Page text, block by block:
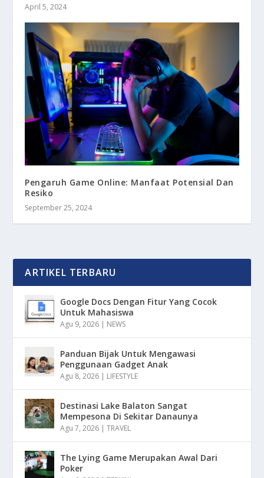
April 5, 2024
Pengaruh Game Online: Manfaat Potensial Dan
Resiko
September 25, 2024
ARTIKEL TERBARU
Google Docs Dengan Fitur Yang Cocok
Untuk Mahasiswa
Agu 9, 2026 | NEWS
Panduan Bijak Untuk Mengawasi
Penggunaan Gadget Anak
Agu 8, 2026 | LIFESTYLE
Destinasi Lake Balaton Sangat
Mempesona Di Sekitar Danaunya
Agu 7, 2026 |TRAVEL
The Lying Game Merupakan Awal Dari
Poker